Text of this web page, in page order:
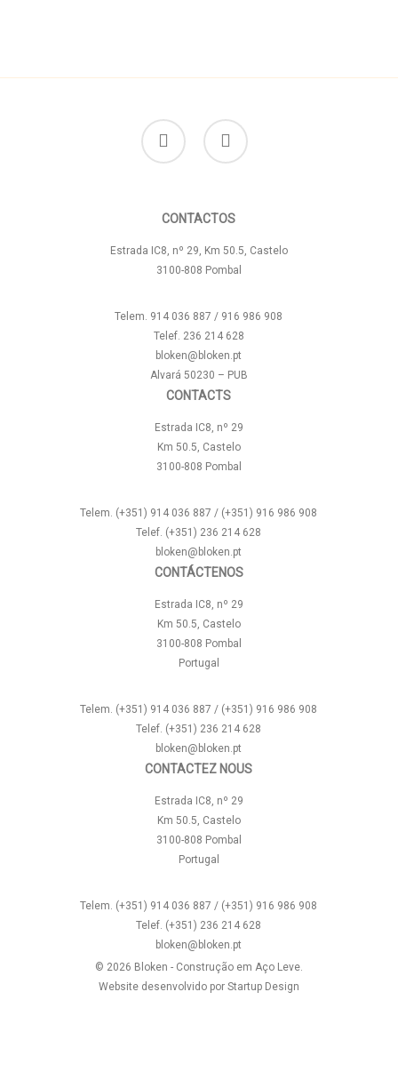
facebook instagram
CONTACTOS
Estrada IC8, nº 29, Km 50.5, Castelo
3100-808 Pombal
Telem. 914 036 887 / 916 986 908
Telef. 236 214 628
bloken@bloken.pt
Alvará 50230 – PUB
CONTACTS
Estrada IC8, nº 29
Km 50.5, Castelo
3100-808 Pombal
Telem. (+351) 914 036 887 / (+351) 916 986 908
Telef. (+351) 236 214 628
bloken@bloken.pt
CONTÁCTENOS
Estrada IC8, nº 29
Km 50.5, Castelo
3100-808 Pombal
Portugal
Telem. (+351) 914 036 887 / (+351) 916 986 908
Telef. (+351) 236 214 628
bloken@bloken.pt
CONTACTEZ NOUS
Estrada IC8, nº 29
Km 50.5, Castelo
3100-808 Pombal
Portugal
Telem. (+351) 914 036 887 / (+351) 916 986 908
Telef. (+351) 236 214 628
bloken@bloken.pt
© 2026 Bloken - Construção em Aço Leve.
Website desenvolvido por Startup Design